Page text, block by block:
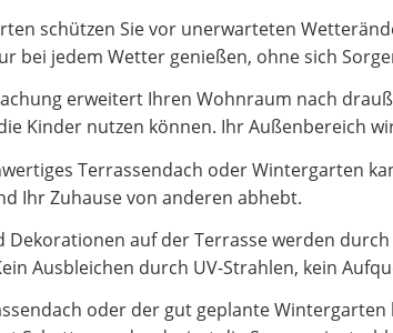
schützen Sie vor unerwarteten
bei jedem Wetter genießen, ohne sich
erweitert Ihren Wohnraum nach
Kinder nutzen können. Ihr Außenbereich
Terrassendach oder Wintergarten
Ihr Zuhause von anderen abhebt.
Dekorationen auf der Terrasse werden
Ausbleichen durch UV-Strahlen, kein
oder der gut geplante